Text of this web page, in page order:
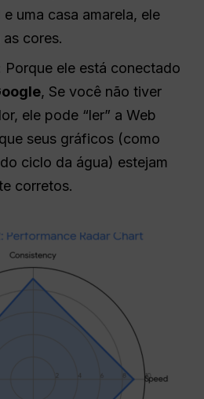
uma casa amarela, ele
cores.
Porque ele está conectado
, Se você não tiver
ele pode “ler” a Web
seus gráficos (como
ciclo da água) estejam
corretos.